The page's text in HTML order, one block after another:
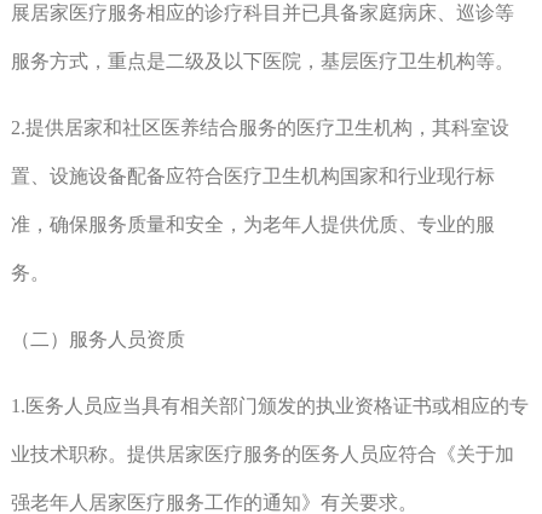
展居家医疗服务相应的诊疗科目并已具备家庭病床、巡诊等
服务方式，重点是二级及以下医院，基层医疗卫生机构等。
2.提供居家和社区医养结合服务的医疗卫生机构，其科室设
置、设施设备配备应符合医疗卫生机构国家和行业现行标
准，确保服务质量和安全，为老年人提供优质、专业的服
务。
（二）服务人员资质
1.医务人员应当具有相关部门颁发的执业资格证书或相应的专
业技术职称。提供居家医疗服务的医务人员应符合《关于加
强老年人居家医疗服务工作的通知》有关要求。